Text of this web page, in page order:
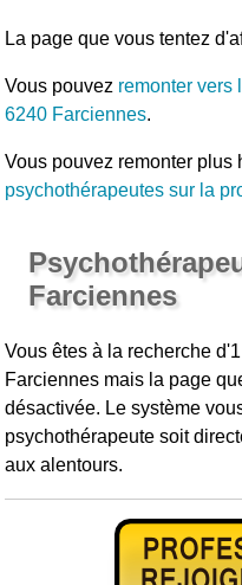
La page que vous tentez
Vous pouvez remonter vers
6240 Farciennes.
Vous pouvez remonter plus
psychothérapeutes sur la
Farciennes
Vous êtes à la recherche
Farciennes mais la page
désactivée. Le système
psychothérapeute soit
aux alentours.